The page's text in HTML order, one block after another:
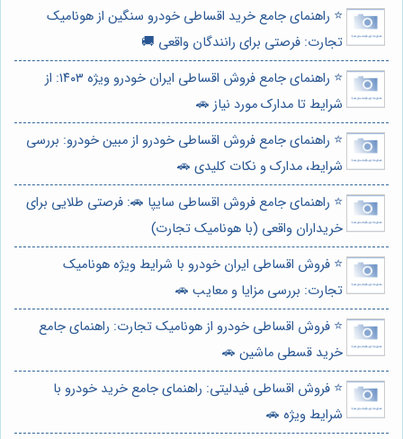
⭐️ راهنمای جامع خرید اقساطی خودرو سنگین از هونامیک
تجارت: فرصتی برای رانندگان واقعی 🚚
⭐️ راهنمای جامع فروش اقساطی ایران خودرو ویژه ۱۴۰۳: از
شرایط تا مدارک مورد نیاز 🚗
⭐️ راهنمای جامع فروش اقساطی خودرو از مبین خودرو: بررسی
شرایط، مدارک و نکات کلیدی 🚗
⭐️ راهنمای جامع فروش اقساطی سایپا 🚗: فرصتی طلایی برای
خریداران واقعی (با هونامیک تجارت)
⭐️ فروش اقساطی ایران خودرو با شرایط ویژه هونامیک
تجارت: بررسی مزایا و معایب 🚗
⭐️ فروش اقساطی خودرو از هونامیک تجارت: راهنمای جامع
خرید قسطی ماشین 🚗
⭐️ فروش اقساطی فیدلیتی: راهنمای جامع خرید خودرو با
شرایط ویژه 🚗